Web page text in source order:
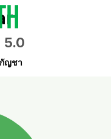
5.0
ญชา